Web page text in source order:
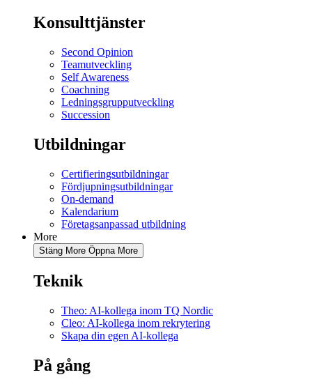
Konsulttjänster
Second Opinion
Teamutveckling
Self Awareness
Coachning
Ledningsgrupputveckling
Succession
Utbildningar
Certifieringsutbildningar
Fördjupningsutbildningar
On-demand
Kalendarium
Företagsanpassad utbildning
More
Stäng More Öppna More
Teknik
Theo: AI-kollega inom TQ Nordic
Cleo: AI-kollega inom rekrytering
Skapa din egen AI-kollega
På gång